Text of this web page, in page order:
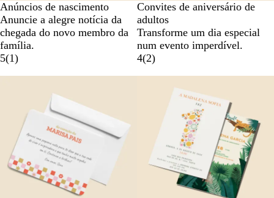
Anúncios de nascimento
Anuncie a alegre notícia da
chegada do novo membro da
família.
5(1)
Convites de aniversário de
adultos
Transforme um dia especial
num evento imperdível.
4(2)